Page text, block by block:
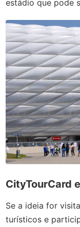
estádio que pode
CityTourCard
Se a ideia for
turísticos e